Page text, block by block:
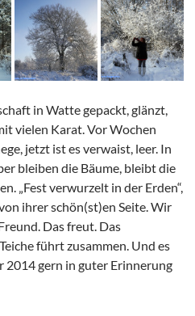
in Watte gepackt, glänzt,
vielen Karat. Vor Wochen
jetzt ist es verwaist, leer. In
bleiben die Bäume, bleibt die
„Fest verwurzelt in der Erden“,
ihrer schön(st)en Seite. Wir
Das freut. Das
führt zusammen. Und es
2014 gern in guter Erinnerung